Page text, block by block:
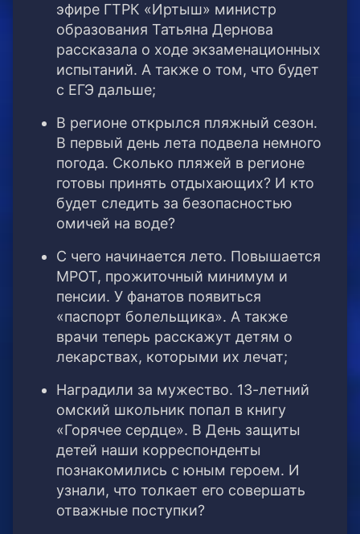
эфире ГТРК «Иртыш» министр
образования Татьяна Дернова
рассказала о ходе экзаменационных
испытаний. А также о том, что будет
с ЕГЭ дальше;
В регионе открылся пляжный сезон.
В первый день лета подвела немного
погода. Сколько пляжей в регионе
готовы принять отдыхающих? И кто
будет следить за безопасностью
омичей на воде?
С чего начинается лето. Повышается
МРОТ, прожиточный минимум и
пенсии. У фанатов появиться
«паспорт болельщика». А также
врачи теперь расскажут детям о
лекарствах, которыми их лечат;
Наградили за мужество. 13-летний
омский школьник попал в книгу
«Горячее сердце». В День защиты
детей наши корреспонденты
познакомились с юным героем. И
узнали, что толкает его совершать
отважные поступки?